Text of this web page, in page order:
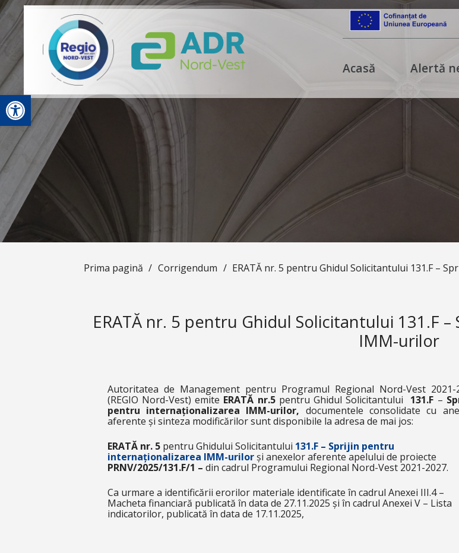
Deschide bara de unelte
Acasă Alertă
Prima pagină / Corrigendum / ERATĂ nr. 5 pentru Ghidul Solicitantului 131.F –
ERATĂ nr. 5 pentru Ghidul Solicitantului 131.F
IMM-urilor
Autoritatea de Management pentru Programul Regional Nord-Vest 2021-
(REGIO Nord-Vest) emite ERATĂ nr.5pentru Ghidul Solicitantului 131.F –
pentru internaționalizarea IMM-urilor, documentele consolidate cu
aferente și sinteza modificărilor sunt disponibile la adresa de mai jos:
ERATĂ nr. 5 pentru Ghidului Solicitantului 131.F – Sprijin pentru
internaționalizarea IMM-urilorși anexelor aferente apelului de proiecte
PRNV/2025/131.F/1 – din cadrul Programului Regional Nord-Vest 2021-2027.
Ca urmare a identificării erorilor materiale identificate în cadrul Anexei III.4 –
Macheta financiară publicată în data de 27.11.2025 și în cadrul Anexei V – Lista
indicatorilor, publicată în data de 17.11.2025,